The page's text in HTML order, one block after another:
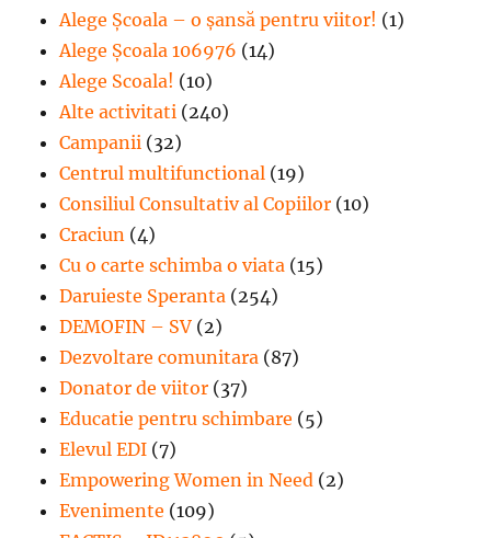
Alege Şcoala – o şansă pentru viitor! (1)
Alege Școala 106976 (14)
Alege Scoala! (10)
Alte activitati (240)
Campanii (32)
Centrul multifunctional (19)
Consiliul Consultativ al Copiilor (10)
Craciun (4)
Cu o carte schimba o viata (15)
Daruieste Speranta (254)
DEMOFIN – SV (2)
Dezvoltare comunitara (87)
Donator de viitor (37)
Educatie pentru schimbare (5)
Elevul EDI (7)
Empowering Women in Need (2)
Evenimente (109)